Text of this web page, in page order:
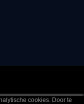
cookies. Door te